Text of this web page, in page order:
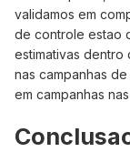
validamos em
de controle estao
estimativas
nas campanhas
em campanhas